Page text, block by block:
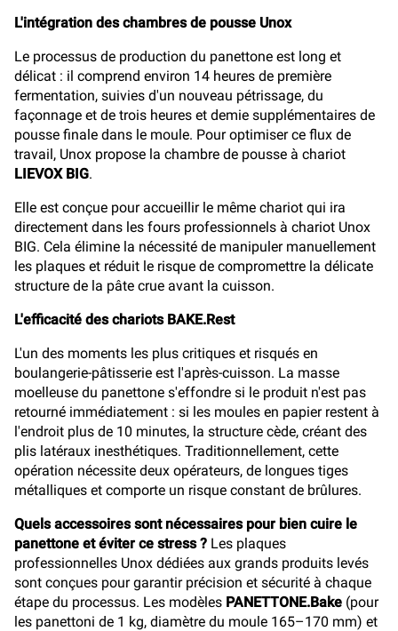
L'intégration des chambres de pousse Unox
Le processus de production du panettone est long et
délicat : il comprend environ 14 heures de première
fermentation, suivies d'un nouveau pétrissage, du
façonnage et de trois heures et demie supplémentaires de
pousse finale dans le moule. Pour optimiser ce flux de
travail, Unox propose la chambre de pousse à chariot
LIEVOX BIG.
Elle est conçue pour accueillir le même chariot qui ira
directement dans les fours professionnels à chariot Unox
BIG. Cela élimine la nécessité de manipuler manuellement
les plaques et réduit le risque de compromettre la délicate
structure de la pâte crue avant la cuisson.
L'efficacité des chariots BAKE.Rest
L'un des moments les plus critiques et risqués en
boulangerie-pâtisserie est l'après-cuisson. La masse
moelleuse du panettone s'effondre si le produit n'est pas
retourné immédiatement : si les moules en papier restent à
l'endroit plus de 10 minutes, la structure cède, créant des
plis latéraux inesthétiques. Traditionnellement, cette
opération nécessite deux opérateurs, de longues tiges
métalliques et comporte un risque constant de brûlures.
Quels accessoires sont nécessaires pour bien cuire le
panettone et éviter ce stress ? Les plaques
professionnelles Unox dédiées aux grands produits levés
sont conçues pour garantir précision et sécurité à chaque
étape du processus. Les modèles PANETTONE.Bake (pour
les panettoni de 1 kg, diamètre du moule 165–170 mm) et